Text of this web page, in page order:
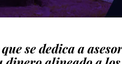
se dedica a